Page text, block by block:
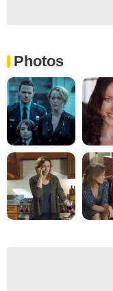
Photos